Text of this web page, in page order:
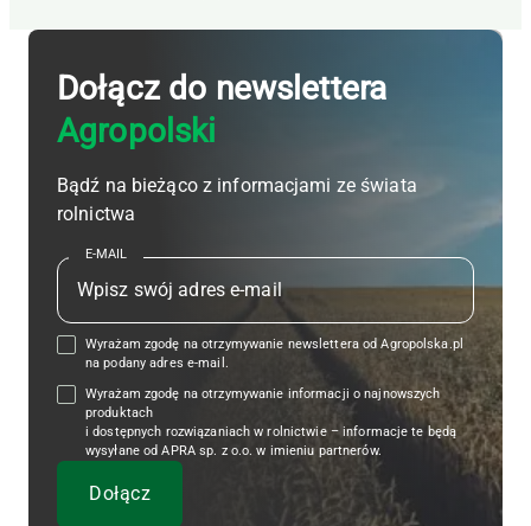
Dołącz do newslettera
Agropolski
Bądź na bieżąco z informacjami ze świata
rolnictwa
E-MAIL
Wyrażam zgodę na otrzymywanie newslettera od Agropolska.pl
na podany adres e-mail.
Wyrażam zgodę na otrzymywanie informacji o najnowszych
produktach
i dostępnych rozwiązaniach w rolnictwie – informacje te będą
wysyłane od APRA sp. z o.o. w imieniu partnerów.